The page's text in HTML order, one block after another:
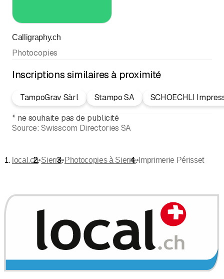
Calligraphy.ch
Photocopies
Inscriptions similaires à proximité
TampoGrav Sàrl Stampo SA
SCHOECHLI
* ne souhaite pas de publicité
Source: Swisscom Directories SA
local.ch•Sierre•Photocopies à Sierre• Imprimerie Périsset